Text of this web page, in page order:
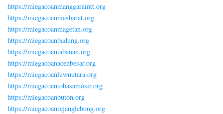
https://miegacoanmanggaraintt.org
https://miegacoanniasbarat.org
https://miegacoanmagetan.org
https://miegacoanbadung.org
https://miegacoantabanan.org
https://miegacoanacehbesar.org
https://miegacoanluwuutara.org
https://miegacoantobasamosir.org
https://miegacoanbuton.org
https://miegacoanrejanglebong.org